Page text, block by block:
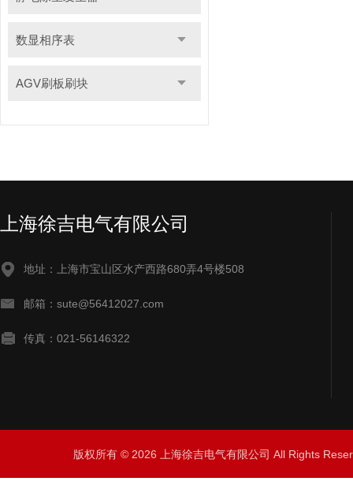
数显相序表
AGV刷板刷块
上海徐吉电气有限公司
地址：上海市宝山区水产西路680弄4号楼508
邮箱：sute@56412027.com
传真：021-56146322
版权所有 © 2026 上海徐吉电气有限公司 All Rights